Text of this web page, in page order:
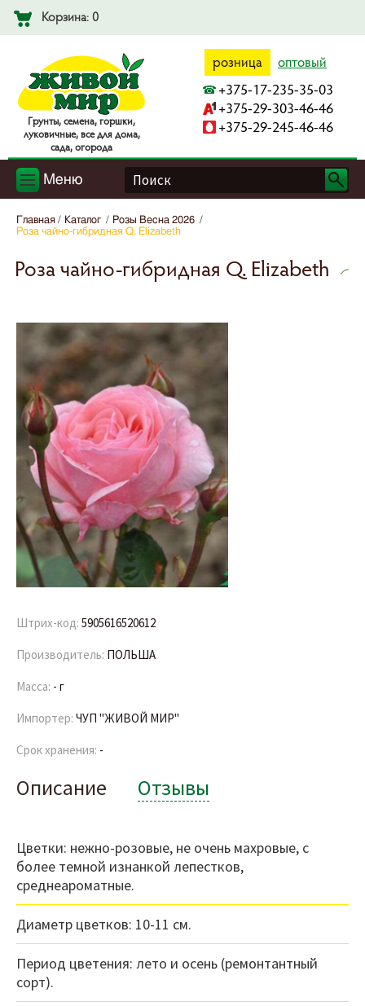
Корзина: 0
Гpyнты, ceмeнa, гopшки,
лyкoвичныe, вce для дoмa,
caдa, oгopoдa
розница оптовый
+375-17-235-35-03
+375-29-303-46-46
+375-29-245-46-46
Меню
Главная Каталог
Розы Весна 2026
Роза чайно-гибридная Q. Elizabeth
Роза чайно-гибридная Q. Elizabeth
Штрих-код: 5905616520612
Производитель: ПОЛЬША
Масса: - г
Импортер: ЧУП "ЖИВОЙ МИР"
Срок хранения: -
Описание Отзывы
Цветки: нежно-розовые, не очень махровые, с
более темной изнанкой лепестков,
среднеароматные.
Диаметр цветков: 10-11 см.
Период цветения: лето и осень (ремонтантный
сорт).